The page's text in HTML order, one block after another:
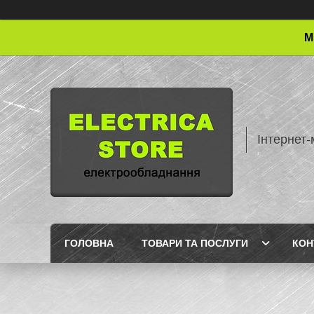
ГОЛОВНА ТОВАРИ ТА ПОСЛУГИ